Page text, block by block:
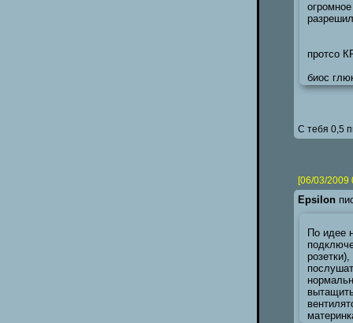
протсо
биос
С тебя 0,5
[06/03/2009
Epsilon
По идее